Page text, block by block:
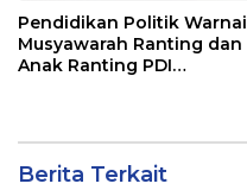
Pendidikan Politik Warnai
Musyawarah Ranting dan
Anak Ranting PDI
Berita Terkait